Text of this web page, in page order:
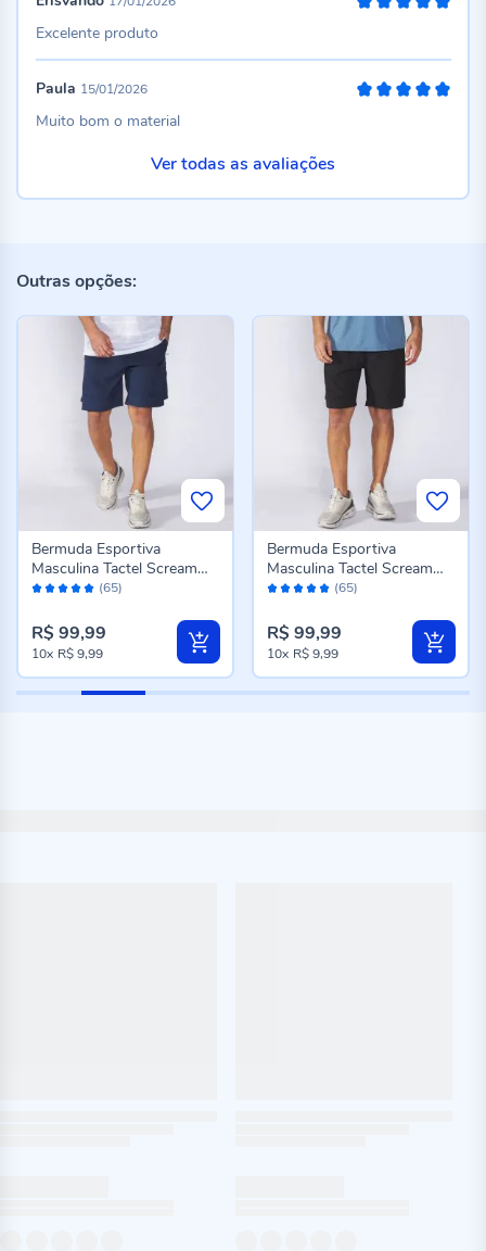
Excelente produto
Paula 15/01/2026
Muito bom o material
Ver todas as avaliações
Outras opções:
Avaliação: (65)
Bermuda Esportiva
Masculina Tactel Scream
Azul Marinho
R$ 99,99
10x R$ 9,99
Avaliação: (65)
Bermuda Esportiva
Masculina Tactel Scream
Preto
R$ 99,99
10x R$ 9,99